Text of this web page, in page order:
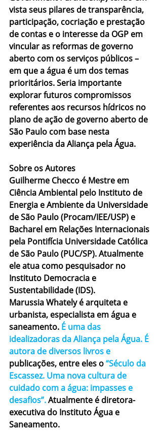
vista seus pilares de transparência,
participação, cocriação e prestação
de contas e o interesse da OGP em
vincular as reformas de governo
aberto com os serviços públicos –
em que a água é um dos temas
prioritários. Seria importante
explorar futuros compromissos
referentes aos recursos hídricos no
plano de ação de governo aberto de
São Paulo com base nesta
experiência da Aliança pela Água.
Sobre os Autores
Guilherme Checco é Mestre em
Ciência Ambiental pelo Instituto de
Energia e Ambiente da Universidade
de São Paulo (Procam/IEE/USP) e
Bacharel em Relações Internacionais
pela Pontifícia Universidade Católica
de São Paulo (PUC/SP). Atualmente
ele atua como pesquisador no
Instituto Democracia e
Sustentabilidade (IDS).
Marussia Whately é arquiteta e
urbanista, especialista em água e
saneamento. É uma das
idealizadoras da Aliança pela Água. É
autora de diversos livros e
publicações, entre eles o “Século da
Escassez. Uma nova cultura de
cuidado com a água: impasses e
desafios”. Atualmente é diretora-
executiva do Instituto Água e
Saneamento.